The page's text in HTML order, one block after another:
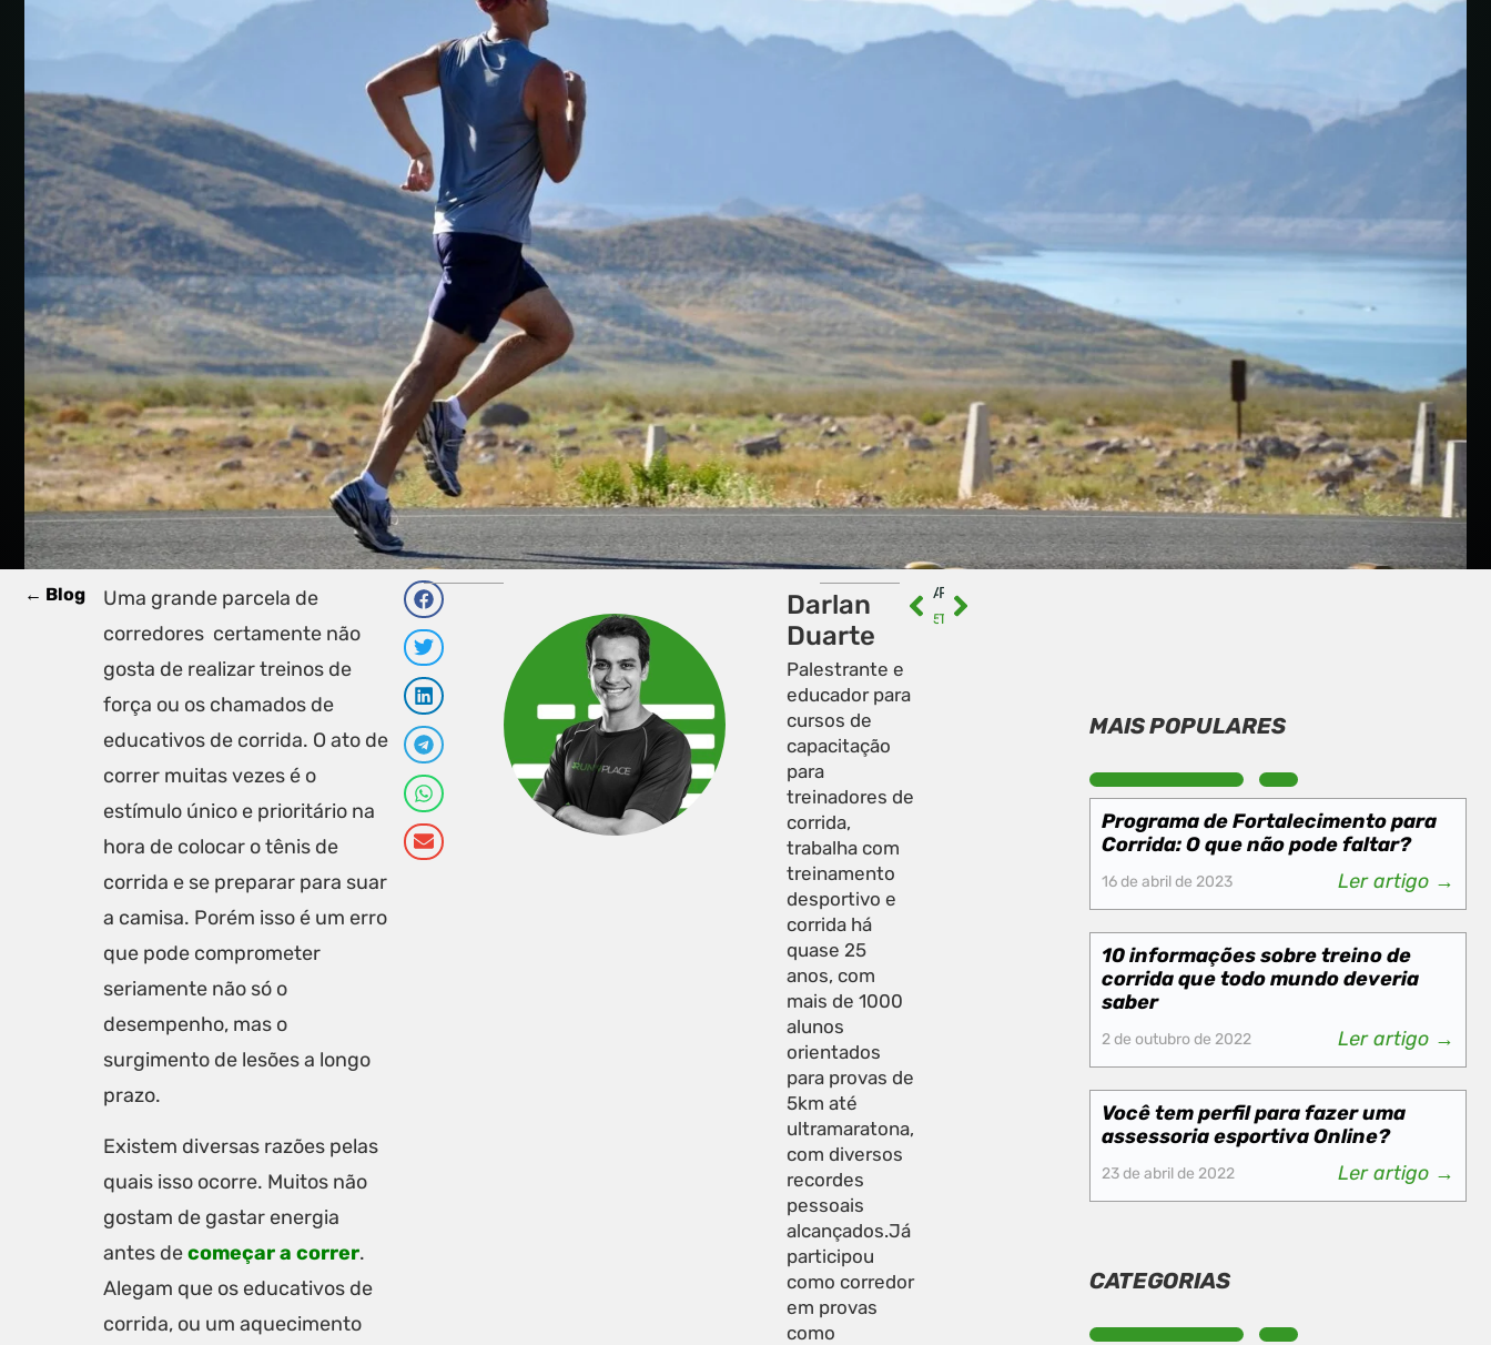
← Blog
Uma grande parcela de
corredores certamente não
gosta de realizar treinos de
força ou os chamados de
educativos de corrida. O ato de
correr muitas vezes é o
estímulo único e prioritário na
hora de colocar o tênis de
corrida e se preparar para suar
a camisa. Porém isso é um erro
que pode comprometer
seriamente não só o
desempenho, mas o
surgimento de lesões a longo
prazo.
Existem diversas razões pelas
quais isso ocorre. Muitos não
gostam de gastar energia
antes decomeçar a correr.
Alegam que os educativos de
corrida, ou um aquecimento
Darlan
Duarte
Palestrante e
educador para
cursos de
capacitação
para
treinadores de
corrida,
trabalha com
treinamento
desportivo e
corrida há
quase 25
anos, com
mais de 1000
alunos
orientados
para provas de
5km até
ultramaratona,
com diversos
recordes
pessoais
alcançados.Já
participou
como corredor
em provas
como
ANTERIOR
5 pontos essenciais na alimentação para sua corrida
PRÓXIMO
MAIS POPULARES
Programa de Fortalecimento para
Corrida: O que não pode faltar?
16 de abril de 2023 Ler artigo →
10 informações sobre treino de
corrida que todo mundo deveria
saber
2 de outubro de 2022 Ler artigo →
Você tem perfil para fazer uma
assessoria esportiva Online?
23 de abril de 2022 Ler artigo →
CATEGORIAS